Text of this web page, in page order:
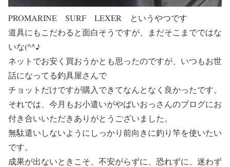
PROMARINE SURF LEXER というやつです
道具にもこだわると面白そうですが、まだそこまでではな
いな(^^♪
ネットでお安く買おうかとも思ったのですが、いつもお世
話になってる釣具屋さんで
チョットだけですが購入できてなんとなく良かったです。
それでは、今月もお小遣いがやばいおっさんのブログにお
付き合いいただきありがとうございました。
無駄遣いしないようにしっかり前向きに釣り竿を使いたい
です。
成果が出ないときこそ、不安がらずに、恐れずに、迷わず